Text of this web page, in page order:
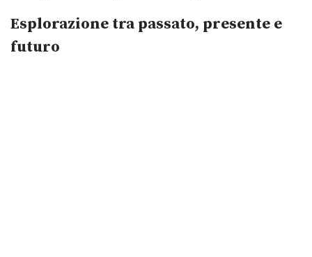
Esplorazione tra passato, presente e
futuro